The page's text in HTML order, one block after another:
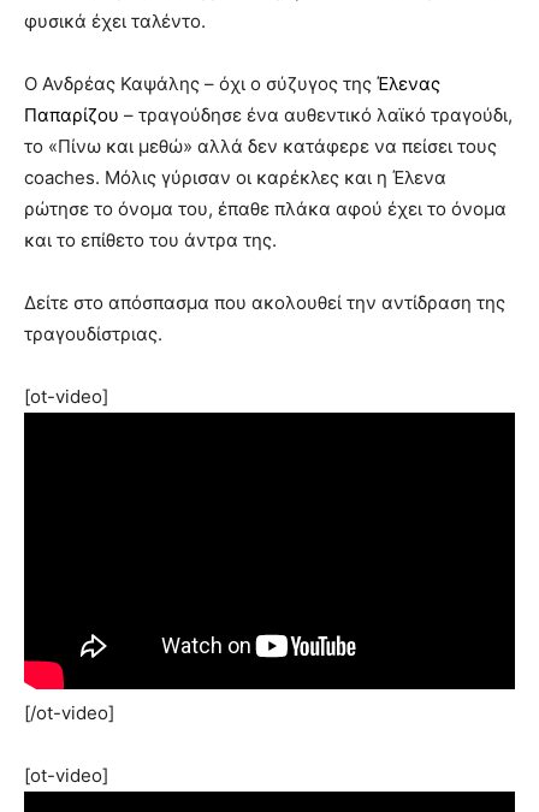
φυσικά έχει ταλέντο.
Ο Ανδρέας Καψάλης – όχι ο σύζυγος της Έλενας
Παπαρίζου – τραγούδησε ένα αυθεντικό λαϊκό τραγούδι,
το «Πίνω και μεθώ» αλλά δεν κατάφερε να πείσει τους
coaches. Μόλις γύρισαν οι καρέκλες και η Έλενα
ρώτησε το όνομα του, έπαθε πλάκα αφού έχει το όνομα
και το επίθετο του άντρα της.
Δείτε στο απόσπασμα που ακολουθεί την αντίδραση της
τραγουδίστριας.
[ot-video]
[/ot-video]
[ot-video]